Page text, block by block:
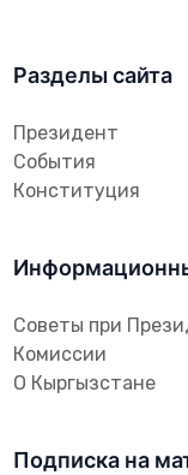
Разделы сайта
Президент
События
Конституция
Советы при
Комиссии
О Кыргызстане
Подписка на